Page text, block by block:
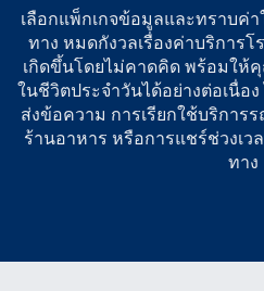
เลือกแพ็กเกจข้อมูลและทราบค่
ทาง หมดกังวลเรื่องค่าบริการโ
เกิดขึ้นโดยไม่คาดคิด พร้อมให้
ในชีวิตประจำวันได้อย่างต่อเนื่อ
ส่งข้อความ การเรียกใช้บริการ
ร้านอาหาร หรือการแชร์ช่วงเว
ทาง